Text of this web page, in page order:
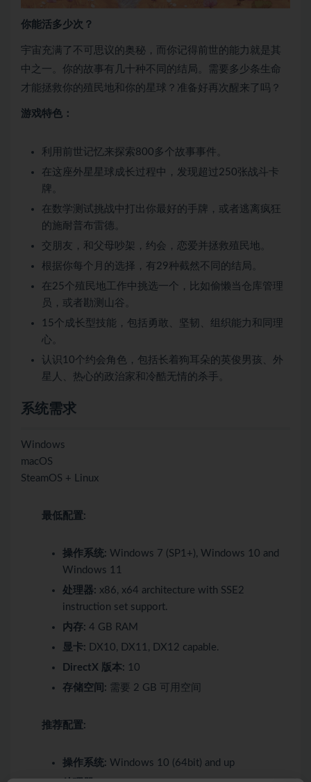
你能活多少次？
宇宙充满了不可思议的奥秘，而你记得前世的能力就是其
中之一。你的故事有几十种不同的结局。需要多少条生命
才能拯救你的殖民地和你的星球？准备好再次醒来了吗？
游戏特色：
利用前世记忆来探索800多个故事事件。
在这座外星星球成长过程中，发现超过250张战斗卡
牌。
在数学测试挑战中打出你最好的手牌，或者逃离疯狂
的施耐普布雷德。
交朋友，和父母吵架，约会，恋爱并拯救殖民地。
根据你每个月的选择，有29种截然不同的结局。
在25个殖民地工作中挑选一个，比如偷懒当仓库管理
员，或者勘测山谷。
15个成长型技能，包括勇敢、坚韧、组织能力和同理
心。
认识10个约会角色，包括长着狗耳朵的英俊男孩、外
星人、热心的政治家和冷酷无情的杀手。
系统需求
Windows
macOS
SteamOS + Linux
最低配置:
操作系统: Windows 7 (SP1+), Windows 10 and
Windows 11
处理器: x86, x64 architecture with SSE2
instruction set support.
内存: 4 GB RAM
显卡: DX10, DX11, DX12 capable.
DirectX 版本: 10
存储空间: 需要 2 GB 可用空间
推荐配置:
操作系统: Windows 10 (64bit) and up